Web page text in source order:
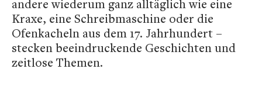
andere wiederum ganz alltäglich wie eine
Kraxe, eine Schreibmaschine oder die
Ofenkacheln aus dem 17. Jahrhundert –
stecken beeindruckende Geschichten und
zeitlose Themen.